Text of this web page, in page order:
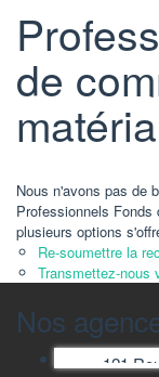
de
Nous n'avons pas de
Professionnels
plusieurs options
Re-soumettre la
Transmettez-nous
Nos
121